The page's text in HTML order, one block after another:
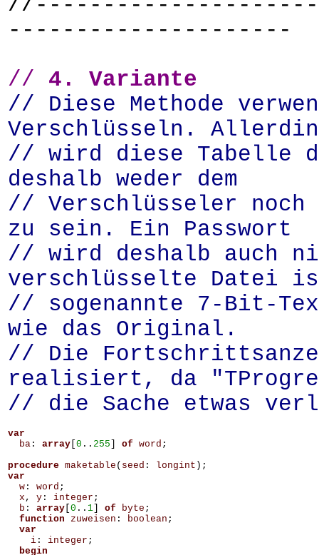
---------------------
// 4. Variante
// Diese Methode
Verschlüsseln.
// wird diese Tabelle
deshalb weder dem
// Verschlüsseler noch
zu sein. Ein Passwort
// wird deshalb auch
verschlüsselte Datei
// sogenannte 7-Bit-
wie das Original.
// Die
realisiert, da
// die Sache etwas
var
ba : array 0 .. 255 of word ;
procedure maketable ( seed : longint );
var
w : word ;
x , y : integer ;
b : array 0 .. 1 of byte ;
function
zuweisen : boolean ;
var
i : integer ;
begin